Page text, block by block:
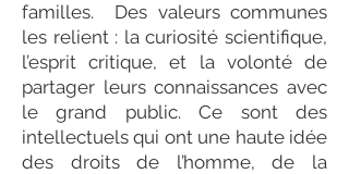
familles. Des valeurs communes
les relient : la curiosité scientifique,
l’esprit critique, et la volonté de
partager leurs connaissances avec
le grand public. Ce sont des
intellectuels qui ont une haute idée
des droits de l’homme, de la